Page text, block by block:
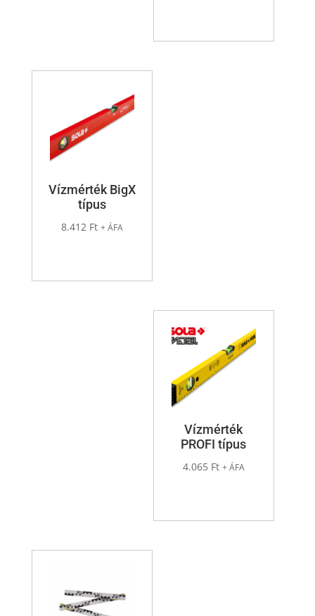
Vízmérték BigX
típus
8.412 Ft + ÁFA
Vízmérték
PROFI típus
4.065 Ft + ÁFA